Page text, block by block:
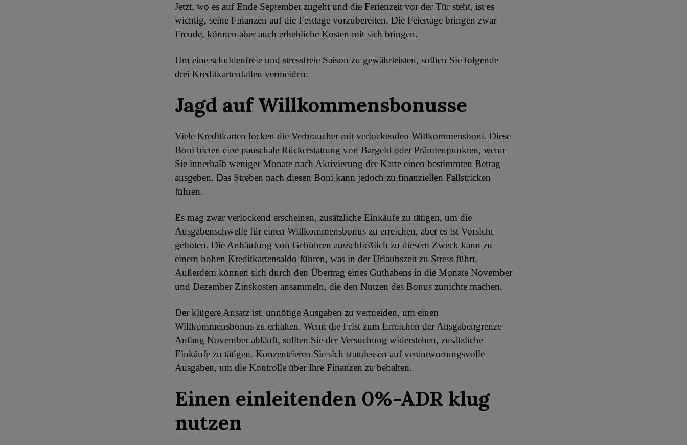
Jetzt, wo es auf Ende September zugeht und die Ferienzeit vor der Tür steht, ist es
wichtig, seine Finanzen auf die Festtage vorzubereiten. Die Feiertage bringen zwar
Freude, können aber auch erhebliche Kosten mit sich bringen.
Um eine schuldenfreie und stressfreie Saison zu gewährleisten, sollten Sie folgende
drei Kreditkartenfallen vermeiden:
Jagd auf Willkommensbonusse
Viele Kreditkarten locken die Verbraucher mit verlockenden Willkommensboni. Diese
Boni bieten eine pauschale Rückerstattung von Bargeld oder Prämienpunkten, wenn
Sie innerhalb weniger Monate nach Aktivierung der Karte einen bestimmten Betrag
ausgeben. Das Streben nach diesen Boni kann jedoch zu finanziellen Fallstricken
führen.
Es mag zwar verlockend erscheinen, zusätzliche Einkäufe zu tätigen, um die
Ausgabenschwelle für einen Willkommensbonus zu erreichen, aber es ist Vorsicht
geboten. Die Anhäufung von Gebühren ausschließlich zu diesem Zweck kann zu
einem hohen Kreditkartensaldo führen, was in der Urlaubszeit zu Stress führt.
Außerdem können sich durch den Übertrag eines Guthabens in die Monate November
und Dezember Zinskosten ansammeln, die den Nutzen des Bonus zunichte machen.
Der klügere Ansatz ist, unnötige Ausgaben zu vermeiden, um einen
Willkommensbonus zu erhalten. Wenn die Frist zum Erreichen der Ausgabengrenze
Anfang November abläuft, sollten Sie der Versuchung widerstehen, zusätzliche
Einkäufe zu tätigen. Konzentrieren Sie sich stattdessen auf verantwortungsvolle
Ausgaben, um die Kontrolle über Ihre Finanzen zu behalten.
Einen einleitenden 0%-ADR klug
nutzen